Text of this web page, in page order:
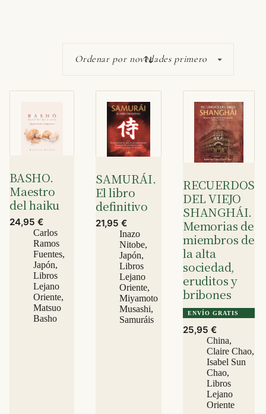
BASHO.
Maestro
del haiku
24,95 €
Carlos
Ramos
Fuentes,
Japón,
Libros
Lejano
Oriente,
Matsuo
Basho
SAMURÁI.
El libro
definitivo
21,95 €
Inazo
Nitobe,
Japón,
Libros
Lejano
Oriente,
Miyamoto
Musashi,
Samuráis
RECUERDOS
DEL VIEJO
SHANGHÁI.
Memorias de
miembros de
la alta
sociedad,
eruditos y
bribones
ENVÍO GRATIS
25,95 €
China,
Claire Chao,
Isabel Sun
Chao,
Libros
Lejano
Oriente